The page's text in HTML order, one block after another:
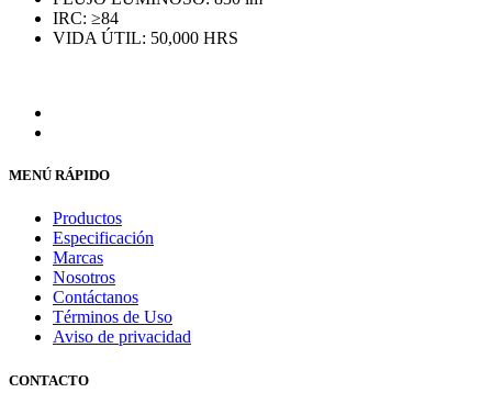
IRC: ≥84
VIDA ÚTIL: 50,000 HRS
MENÚ RÁPIDO
Productos
Especificación
Marcas
Nosotros
Contáctanos
Términos de Uso
Aviso de privacidad
CONTACTO